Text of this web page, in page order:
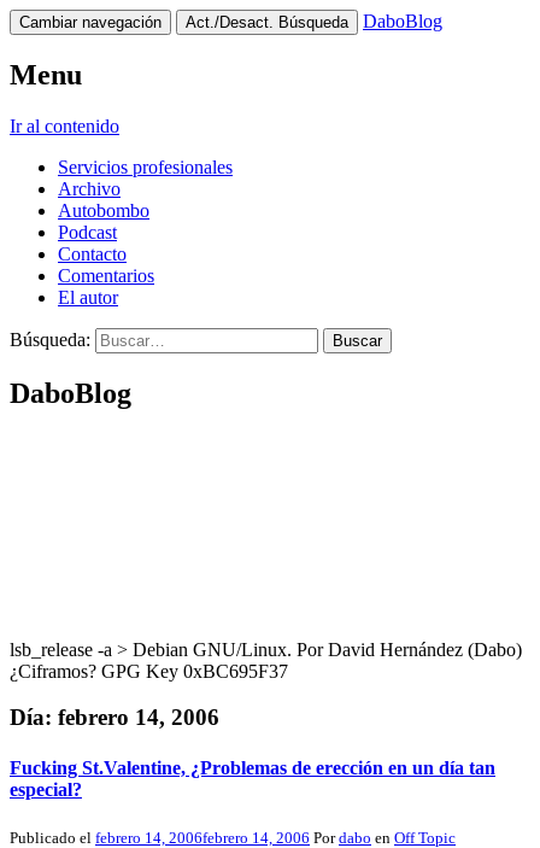
Cambiar navegación Act./Desact. Búsqueda DaboBlog
Menu
Ir al contenido
Servicios profesionales
Archivo
Autobombo
Podcast
Contacto
Comentarios
El autor
Búsqueda:
DaboBlog
lsb_release -a > Debian GNU/Linux. Por David Hernández (Dabo)
¿Ciframos? GPG Key 0xBC695F37
Día: febrero 14, 2006
Fucking St.Valentine, ¿Problemas de erección en un día tan
especial?
Publicado el febrero 14, 2006febrero 14, 2006 Pordabo en Off Topic